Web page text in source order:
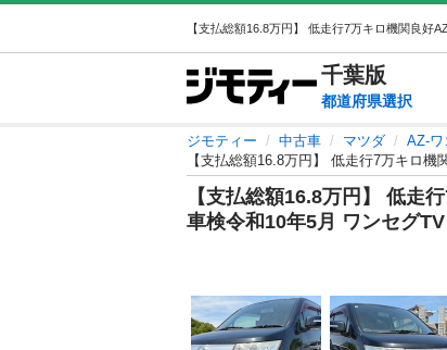
千葉版
都道府県選択
ジモティー 中古車 マツダ AZ-ワ
【支払総額16.8万円】 低走行7万キロ
【支払総額16.8万円】 低走
車検令和10年5月 ワンセグ